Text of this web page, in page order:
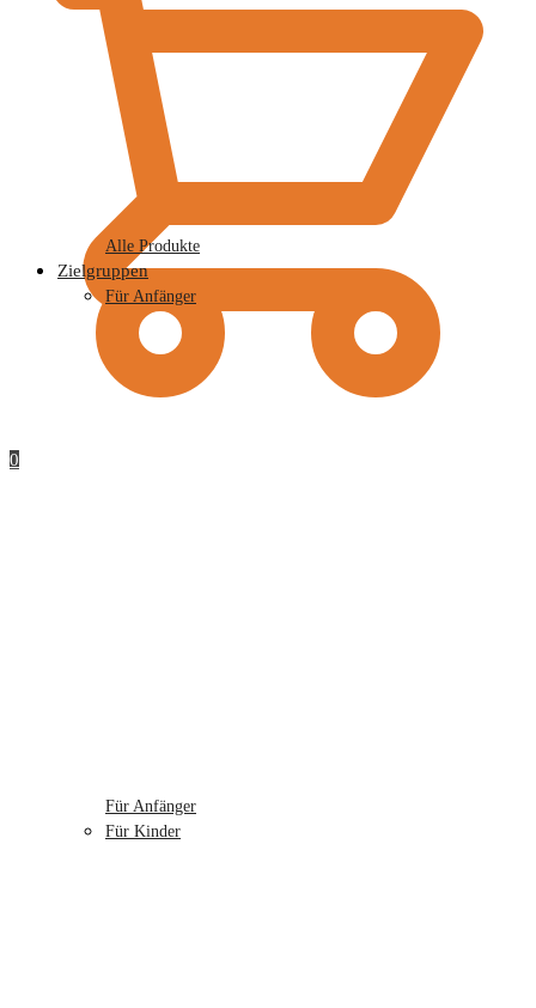
0
Alle Produkte
Zielgruppen
Für Anfänger
Für Anfänger
Für Kinder